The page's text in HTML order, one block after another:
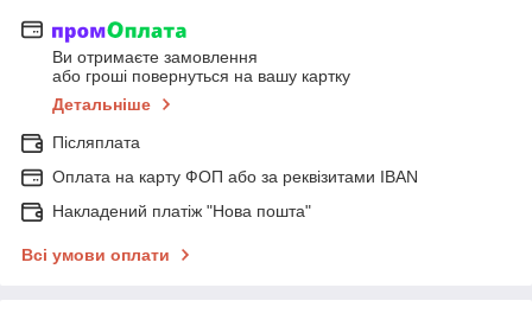
Ви отримаєте замовлення
або гроші повернуться на вашу картку
Детальніше
Післяплата
Оплата на карту ФОП або за реквізитами IBAN
Накладений платіж "Нова пошта"
Всі умови оплати